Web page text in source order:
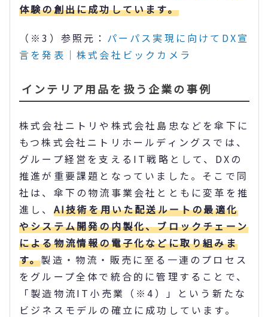
体験の創出に成功しています。
（※3）参照元： パーパス実現に向けてDX宣
言を発表｜株式会社ビックカメラ
インテリア用品を扱う企業の事例
株式会社ニトリや株式会社島忠などを傘下に
もつ株式会社ニトリホールディングスでは、
グループ経営を支えるIT戦略として、DXの
推進が重要課題となっていました。そこで同
社は、傘下の物流事業会社とともに変革を推
進し、 AI技術を用いた配送ルートの最適化
やシステム開発の内製化、ブロックチェーン
による物流情報の電子化などに取り組みま
す。製造・物流・販売に至る一連のプロセス
をグループ全体で統合的に管理することで、
「製造物流IT小売業（※4）」という新たな
ビジネスモデルの確立に成功しています。